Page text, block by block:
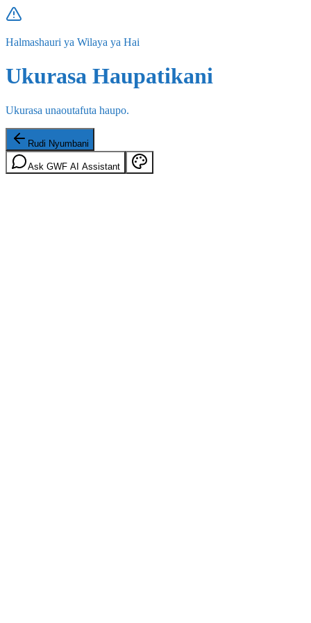
Halmashauri ya Wilaya ya Hai
Ukurasa Haupatikani
Ukurasa unaoutafuta haupo.
Rudi Nyumbani
Ask GWF AI Assistant